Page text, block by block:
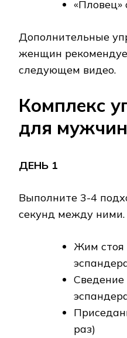
«Пловец»
Дополнительные
женщин
следующем видео.
Комплекс
для мужчин
ДЕНЬ 1
Выполните 3-4
секунд между ними.
Жим стоя
Сведение
раз)